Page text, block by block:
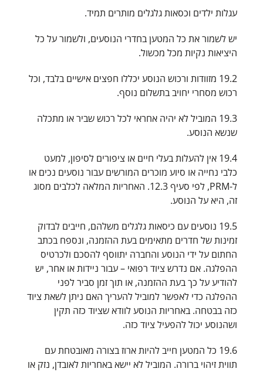
עגלות ילדים וכסאות גלגלים מותרים תמיד.
יש לשמור את כל המטען בחדרי הנוסעים, ולשמור על כל
היציאות נקיות מכל מכשול.
19.2 מזוודות ורכוש הנוסע יכללו חפצים אישיים בלבד, וכל
רכוש מסחרי יחויב בתשלום נוסף.
19.3 המוביל לא יהיה אחראי לכל רכוש שביר או מתכלה
שנשא הנוסע.
19.4 אין להעלות בעלי חיים או ציפורים לסיפון, למעט
כלבי נחייה או סיוע מוכרים המורשים עבור נוסעים נכים או
ל-PRM, לפי סעיף 12.3. האחריות המלאה לכלבים מסוג
זה, היא על הנוסע.
19.5 נוסעים עם כיסאות גלגלים משלהם, חייבים לבדוק
זמינות של חדרים מתאימים בעת ההזמנה, ונספח בכתב
החתום על ידי הנוסע והחברה יתווסף להסכם ולכרטיס
ההפלגה. אם נדרש ציוד רפואי – עבור ניידות או אחר, יש
להודיע על כך בעת ההזמנה, או תוך זמן סביר לפני
ההפלגה כדי לאפשר למוביל להעריך האם ניתן לשאת ציוד
כזה בבטחה. באחריות הנוסע לוודא שציוד כזה תקין
ושהנוסע יכול להפעיל ציוד כזה.
19.6 כל המטען חייב להיות ארוז בצורה מאובטחת עם
תווית זיהוי ברורה. המוביל לא יישא באחריות לאובדן, נזק או